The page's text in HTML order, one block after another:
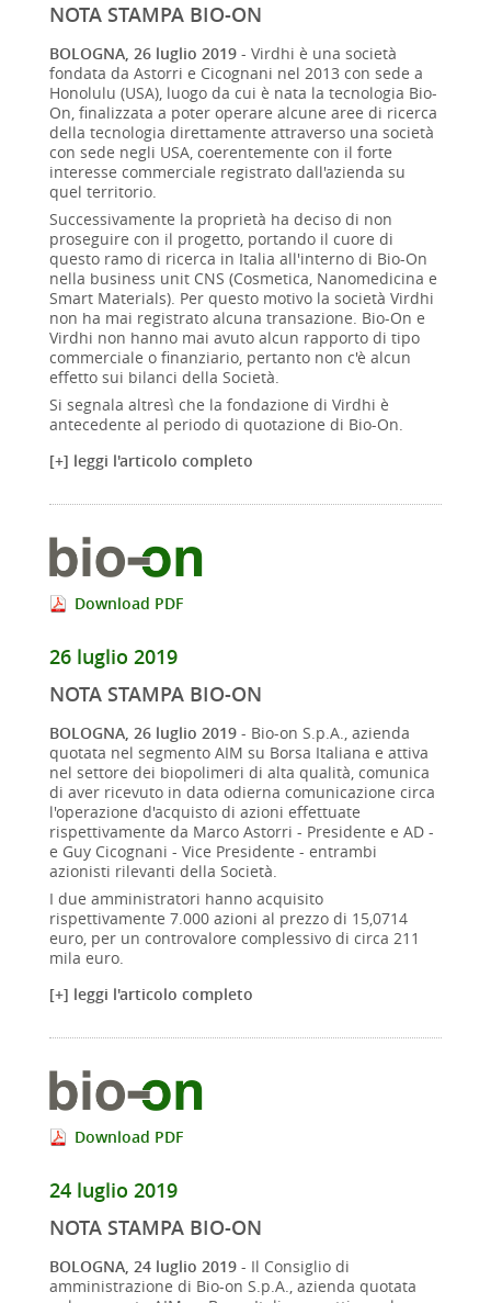
NOTA STAMPA BIO-ON
BOLOGNA, 26 luglio 2019- Virdhi è una società
fondata da Astorri e Cicognani nel 2013 con sede a
Honolulu (USA), luogo da cui è nata la tecnologia Bio-
On, finalizzata a poter operare alcune aree di ricerca
della tecnologia direttamente attraverso una società
con sede negli USA, coerentemente con il forte
interesse commerciale registrato dall'azienda su
quel territorio.
Successivamente la proprietà ha deciso di non
proseguire con il progetto, portando il cuore di
questo ramo di ricerca in Italia all'interno di Bio-On
nella business unit CNS (Cosmetica, Nanomedicina e
Smart Materials). Per questo motivo la società Virdhi
non ha mai registrato alcuna transazione. Bio-On e
Virdhi non hanno mai avuto alcun rapporto di tipo
commerciale o finanziario, pertanto non c'è alcun
effetto sui bilanci della Società.
Si segnala altresì che la fondazione di Virdhi è
antecedente al periodo di quotazione di Bio-On.
[+] leggi l'articolo completo
Download PDF
26 luglio 2019
NOTA STAMPA BIO-ON
BOLOGNA, 26 luglio 2019- Bio-on S.p.A., azienda
quotata nel segmento AIM su Borsa Italiana e attiva
nel settore dei biopolimeri di alta qualità, comunica
di aver ricevuto in data odierna comunicazione circa
l'operazione d'acquisto di azioni effettuate
rispettivamente da Marco Astorri - Presidente e AD -
e Guy Cicognani - Vice Presidente - entrambi
azionisti rilevanti della Società.
I due amministratori hanno acquisito
rispettivamente 7.000 azioni al prezzo di 15,0714
euro, per un controvalore complessivo di circa 211
mila euro.
[+] leggi l'articolo completo
Download PDF
24 luglio 2019
NOTA STAMPA BIO-ON
BOLOGNA, 24 luglio 2019- Il Consiglio di
amministrazione di Bio-on S.p.A., azienda quotata